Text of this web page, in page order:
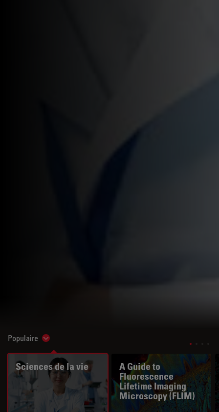
Populaire Show subnavigation
Sciences de la vie
A Guide to
Fluorescence
Lifetime Imaging
Microscopy (FLIM)